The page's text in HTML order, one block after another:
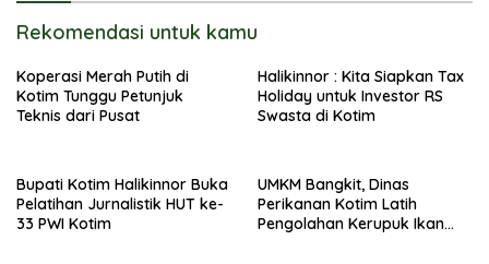
Rekomendasi untuk kamu
Koperasi Merah Putih di
Kotim Tunggu Petunjuk
Teknis dari Pusat
Halikinnor : Kita Siapkan Tax
Holiday untuk Investor RS
Swasta di Kotim
Bupati Kotim Halikinnor Buka
Pelatihan Jurnalistik HUT ke-
33 PWI Kotim
UMKM Bangkit, Dinas
Perikanan Kotim Latih
Pengolahan Kerupuk Ikan